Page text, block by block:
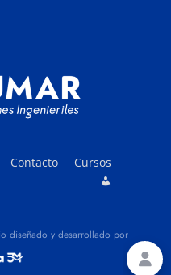
Contacto Cursos
diseñado y desarrollado por